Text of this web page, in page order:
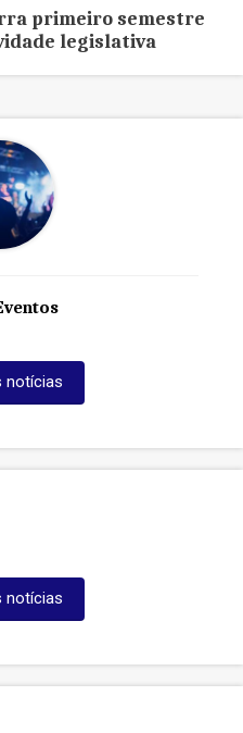
primeiro semestre
legislativa
notícias
notícias